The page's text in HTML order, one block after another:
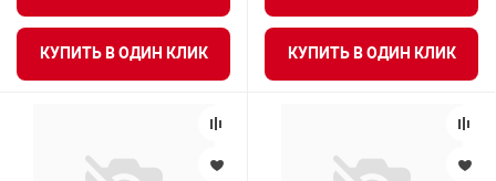
КУПИТЬ В ОДИН КЛИК КУПИТЬ В ОДИН КЛИК